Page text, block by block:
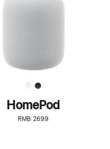
了
解
HomePod<
HomePod
RMB 2699